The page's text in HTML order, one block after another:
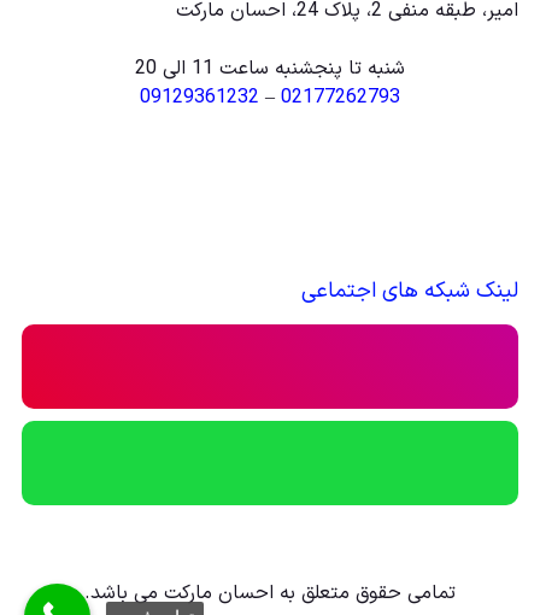
امیر، طبقه منفی 2، پلاک 24، احسان مارکت
شنبه تا پنجشنبه ساعت 11 الی 20
02177262793
–
09129361232
لینک شبکه های اجتماعی
تمامی حقوق متعلق به احسان مارکت می باشد.